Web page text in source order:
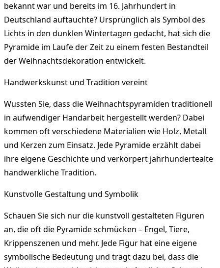
bekannt war und bereits im 16. Jahrhundert in
Deutschland auftauchte? Ursprünglich als Symbol des
Lichts in den dunklen Wintertagen gedacht, hat sich die
Pyramide im Laufe der Zeit zu einem festen Bestandteil
der Weihnachtsdekoration entwickelt.
Handwerkskunst und Tradition vereint
Wussten Sie, dass die Weihnachtspyramiden traditionell
in aufwendiger Handarbeit hergestellt werden? Dabei
kommen oft verschiedene Materialien wie Holz, Metall
und Kerzen zum Einsatz. Jede Pyramide erzählt dabei
ihre eigene Geschichte und verkörpert jahrhundertealte
handwerkliche Tradition.
Kunstvolle Gestaltung und Symbolik
Schauen Sie sich nur die kunstvoll gestalteten Figuren
an, die oft die Pyramide schmücken – Engel, Tiere,
Krippenszenen und mehr. Jede Figur hat eine eigene
symbolische Bedeutung und trägt dazu bei, dass die